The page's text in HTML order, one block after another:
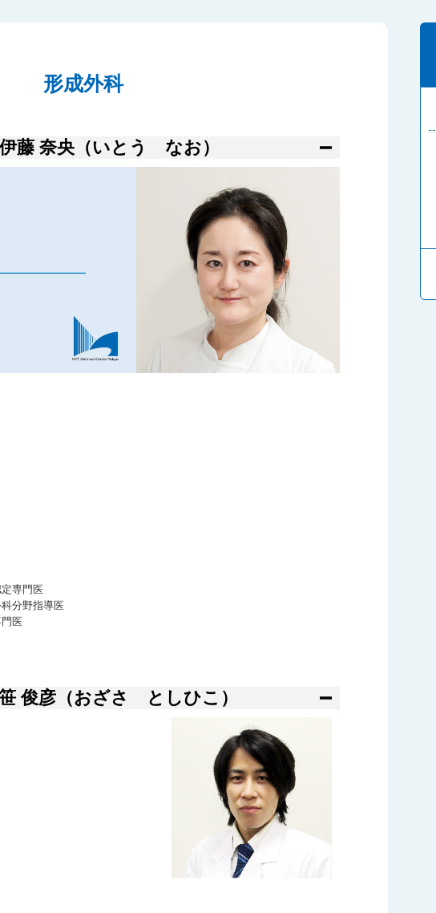
形成外科
藤 奈央（いとう なお）
専門医
分野指導医
医
俊彦（おざさ としひこ）